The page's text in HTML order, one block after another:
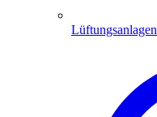
Lüftungsanlagen